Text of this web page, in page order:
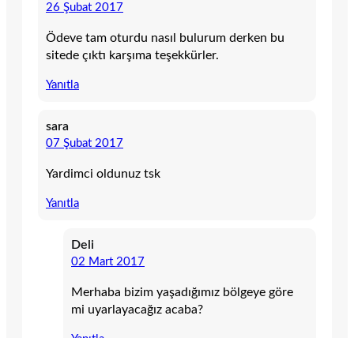
26 Şubat 2017
Ödeve tam oturdu nasıl bulurum derken bu
sitede çıktı karşıma teşekkürler.
Yanıtla
sara
07 Şubat 2017
Yardimci oldunuz tsk
Yanıtla
Deli
02 Mart 2017
Merhaba bizim yaşadığımız bölgeye göre
mi uyarlayacağız acaba?